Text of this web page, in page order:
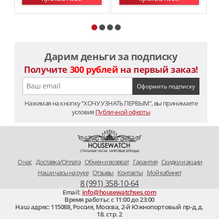
Дарим деньги за подписку
Получите 300 рублей на первый заказ!
Нажимая на кнопку “ХОЧУ УЗНАТЬ ПЕРВЫМ”, вы принимаете
условия Публичной оферты
O нас Доставка/Оплата Обмен и возврат Гарантия Скидки и акции
Наши часы на руке Отзывы Контакты Мой кабинет
8 (991) 358-10-64
Email: info@housewatchses.com
Время работы: c 11:00 до 23:00
Наш адрес: 115088, Россия, Москва 2-й Южнопортовый пр-д, д.
18. стр. 2